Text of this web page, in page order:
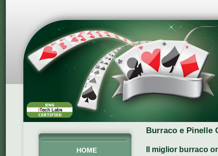
HOME
Burraco e Pinelle
Il miglior burraco